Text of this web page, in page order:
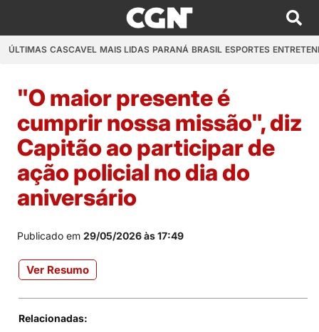
ÚLTIMAS CASCAVEL MAIS LIDAS PARANÁ BRASIL ESPORTES
"O maior presente é
cumprir nossa missão", diz
Capitão ao participar de
ação policial no dia do
aniversário
Publicado em 29/05/2026 às 17:49
Ver Resumo
Relacionadas: